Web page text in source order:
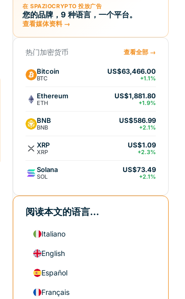
在 SPAZIOCRYPTO 投放广告
您的品牌，9 种语言，一个平台。
查看媒体资料 →
热门加密货币 查看全部 →
Bitcoin
BTC
US$63,466.00
+1.1%
Ethereum
ETH
US$1,881.80
+1.9%
BNB
BNB
US$586.99
+2.1%
XRP
XRP
US$1.09
+2.3%
Solana
SOL
US$73.49
+2.1%
阅读本文的语言...
Italiano
English
Español
Français